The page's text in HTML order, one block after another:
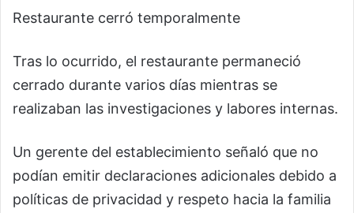
Restaurante cerró temporalmente
Tras lo ocurrido, el restaurante permaneció
cerrado durante varios días mientras se
realizaban las investigaciones y labores internas.
Un gerente del establecimiento señaló que no
podían emitir declaraciones adicionales debido a
políticas de privacidad y respeto hacia la familia